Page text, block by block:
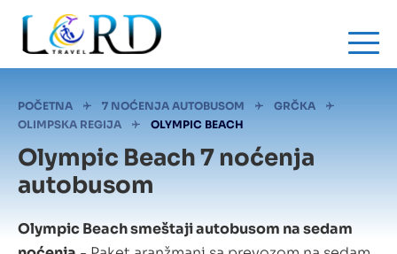
main
content
Mrvice
POČETNA 7 NOĆENJA AUTOBUSOM
GRČKA
OLIMPSKA REGIJA
OLYMPIC BEACH
Olympic Beach 7 noćenja
autobusom
Olympic Beach smeštaji autobusom na sedam